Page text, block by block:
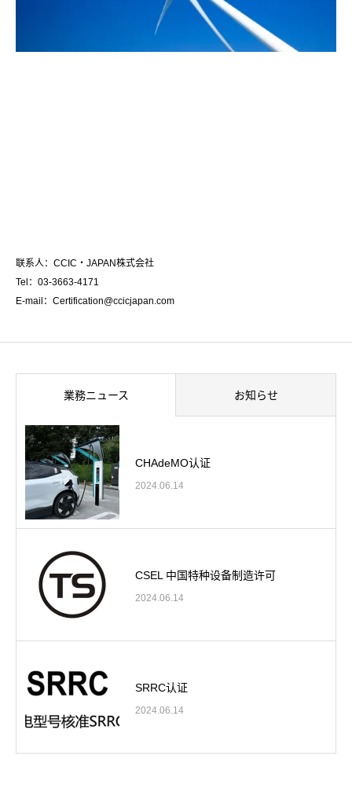
联系人：CCIC・JAPAN株式会社
Tel：03-3663-4171
E-mail：Certification@ccicjapan.com
業務ニュース お知らせ
CHAdeMO认证
2024.06.14
CSEL 中国特种设备制造许可
2024.06.14
SRRC认证
2024.06.14